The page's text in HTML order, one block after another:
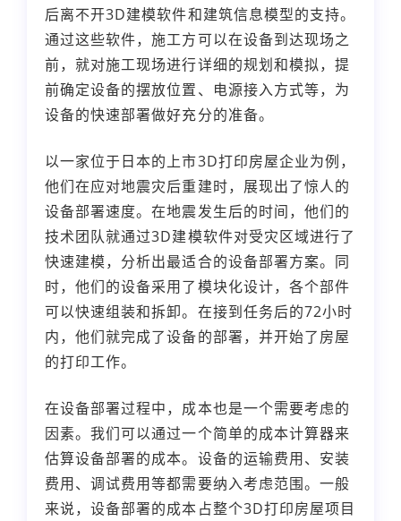
后离不开3D建模软件和建筑信息模型的支持。
通过这些软件，施工方可以在设备到达现场之
前，就对施工现场进行详细的规划和模拟，提
前确定设备的摆放位置、电源接入方式等，为
设备的快速部署做好充分的准备。
以一家位于日本的上市3D打印房屋企业为例，
他们在应对地震灾后重建时，展现出了惊人的
设备部署速度。在地震发生后的时间，他们的
技术团队就通过3D建模软件对受灾区域进行了
快速建模，分析出最适合的设备部署方案。同
时，他们的设备采用了模块化设计，各个部件
可以快速组装和拆卸。在接到任务后的72小时
内，他们就完成了设备的部署，并开始了房屋
的打印工作。
在设备部署过程中，成本也是一个需要考虑的
因素。我们可以通过一个简单的成本计算器来
估算设备部署的成本。设备的运输费用、安装
费用、调试费用等都需要纳入考虑范围。一般
来说，设备部署的成本占整个3D打印房屋项目